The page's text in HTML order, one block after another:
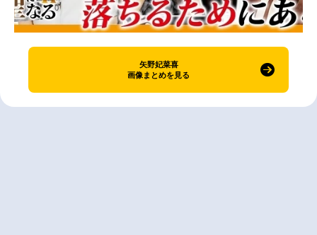
矢野妃菜喜
画像まとめを見る